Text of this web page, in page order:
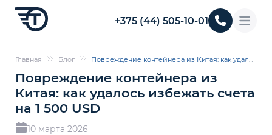
Главная Блог Повреждение контейнера из Китая: как удалось избежать счета на 1 500 USD
Повреждение контейнера из
Китая: как удалось избежать счета
на 1 500 USD
10 марта 2026
+375 (44) 505-10-01